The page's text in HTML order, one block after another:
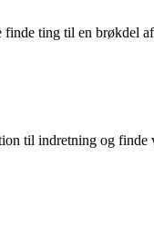
finde ting til en brøkdel
til indretning og